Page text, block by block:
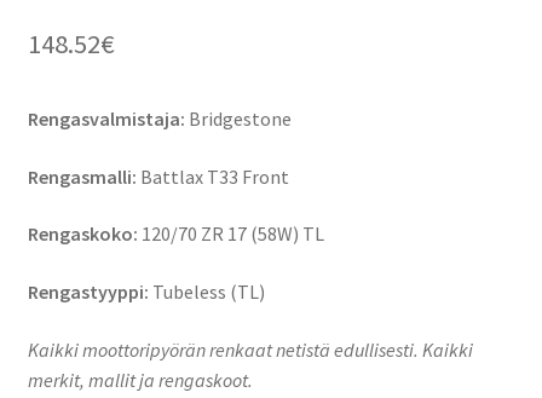
148.52€
Rengasvalmistaja: Bridgestone
Rengasmalli: Battlax T33 Front
Rengaskoko: 120/70 ZR 17 (58W) TL
Rengastyyppi: Tubeless (TL)
Kaikki moottoripyörän renkaat netistä edullisesti. Kaikki
merkit, mallit ja rengaskoot.